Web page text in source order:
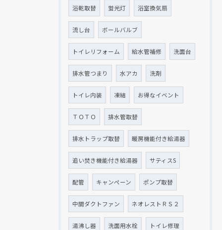
浴乾取替 蛍光灯 浴室換気扇
流し台 ボールバルブ
トイレリフォーム 給水管補修 洗面台
排水管つまり 水アカ 洗剤
トイレ内装 凍結 お得なイベント
ＴＯＴＯ 排水管取替
排水トラップ取替 暖房機能付き給湯器
追い焚き機能付き給湯器 サティスS
配管 キャンペーン ポンプ取替
中間ダクトファン ネオレストＲＳ２
湯沸し器 洗面用水栓 トイレ修理